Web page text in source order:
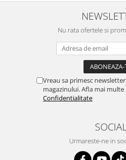
Nu rata ofertele si
Vreau sa primesc
magazinului. Afla mai multe
Confidentialitate
Urmareste-ne in